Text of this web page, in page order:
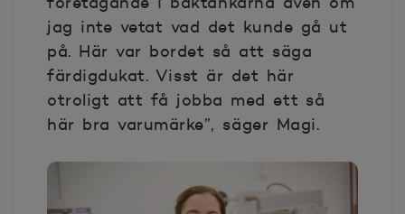
jag inte vetat vad det kunde gå ut
på. Här var bordet så att säga
färdigdukat. Visst är det här
otroligt att få jobba med ett så
här bra varumärke”, säger Magi.